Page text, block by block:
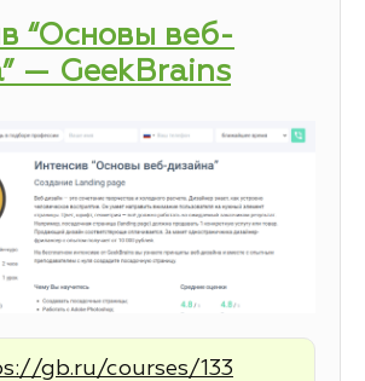
“Основы веб-
— GeekBrains
gb.ru/courses/133